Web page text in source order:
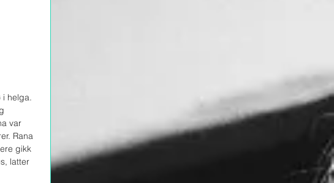
i helga.
var
Rana
gikk
latter